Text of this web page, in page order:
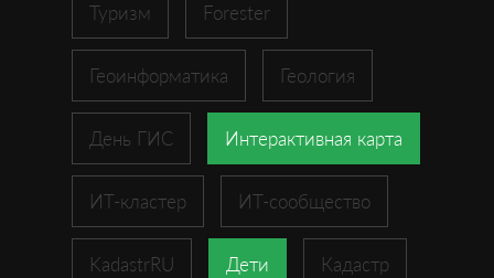
Туризм Forester
Геоинформатика Геология
День ГИС Интерактивная карта
ИТ-кластер ИТ-сообщество
KadastrRU Дети Кадастр